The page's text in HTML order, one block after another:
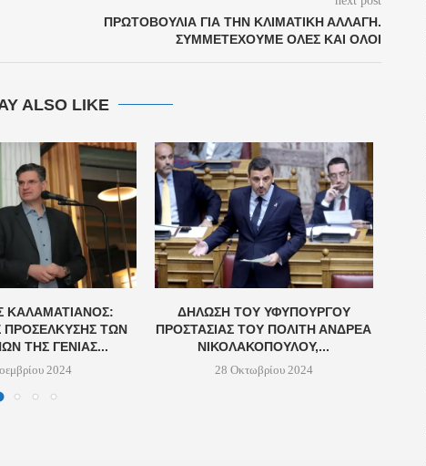
ΠΡΩΤΟΒΟΥΛΊΑ ΓΙΑ ΤΗΝ ΚΛΙΜΑΤΙΚΉ ΑΛΛΑΓΉ.
ΣΥΜΜΕΤΈΧΟΥΜΕ ΌΛΕΣ ΚΑΙ ΌΛΟΙ
ALSO LIKE
ΚΑΛΑΜΑΤΙΑΝΌΣ:
ΠΡΟΣΈΛΚΥΣΗΣ ΤΩΝ
ΤΗΣ ΓΕΝΙΆΣ...
2024
ΔΉΛΩΣΗ ΤΟΥ ΥΦΥΠΟΥΡΓΟΎ
ΠΡΟΣΤΑΣΊΑΣ ΤΟΥ ΠΟΛΊΤΗ ΑΝΔΡΈΑ
ΝΙΚΟΛΑΚΌΠΟΥΛΟΥ,...
28 Οκτωβρίου 2024